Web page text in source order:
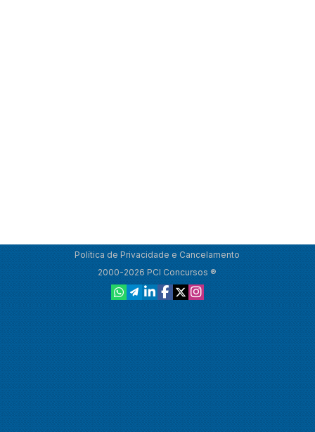
Política de Privacidade e Cancelamento
2000-2026 PCI Concursos ®